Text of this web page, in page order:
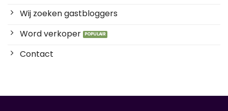
Wij zoeken gastbloggers
Word verkoper
Contact